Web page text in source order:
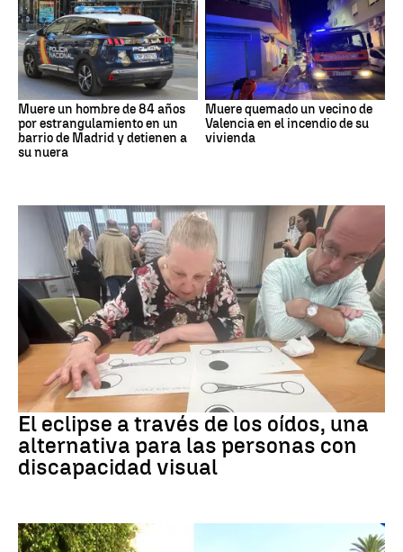
Muere un hombre de 84 años
por estrangulamiento en un
barrio de Madrid y detienen a
su nuera
Muere quemado un vecino de
Valencia en el incendio de su
vivienda
Eclipse solar
El eclipse a través de los oídos, una
alternativa para las personas con
discapacidad visual